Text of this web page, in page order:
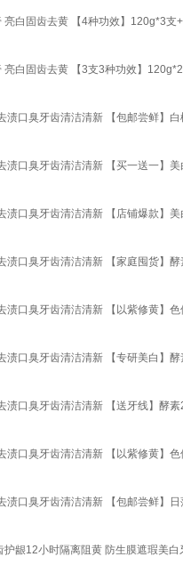
白固齿去黄 【4种功效】120g*3支
白固齿去黄 【3支3种功效】
口臭牙齿清洁清新 【包邮尝鲜】
口臭牙齿清洁清新 【买一送一】
口臭牙齿清洁清新 【店铺爆款】美
口臭牙齿清洁清新 【家庭囤货】
口臭牙齿清洁清新 【以紫修黄】色
口臭牙齿清洁清新 【专研美白】
口臭牙齿清洁清新 【送牙线】酵素
口臭牙齿清洁清新 【以紫修黄】色
口臭牙齿清洁清新 【包邮尝鲜】
龈12小时隔离阻黄 防生膜遮瑕美白